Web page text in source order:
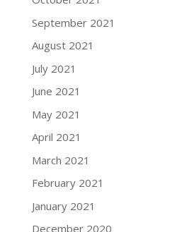
September 2021
August 2021
July 2021
June 2021
May 2021
April 2021
March 2021
February 2021
January 2021
December 2020